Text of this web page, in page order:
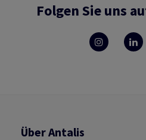
Folgen Sie uns
Über Antalis